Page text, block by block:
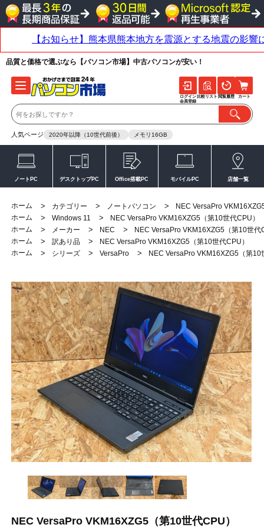
品質と価格で選ぶなら【パソコン市場】中古パソコンが安い！
人気ページ 2020年以降（10世代前後） メモリ16GB
ログイン
会員登録
比較リスト 閲覧履歴 カート
ノートPC デスクトップPC Office搭載PC モバイルPC 店舗一覧
ホーム > カテゴリー > ノートパソコン >
NEC VersaPro
ホーム
> Windows 11 >
NEC VersaPro VKM16XZG5（第10世代CPU）
ホーム
> メーカー > NEC >
NEC VersaPro VKM16XZG5（第10世代
ホーム
> 訳あり品 >
NEC VersaPro VKM16XZG5（第10世代CPU）
ホーム
> シリーズ > VersaPro > NEC VersaPro VKM16XZG5（第10
NEC VersaPro VKM16XZG5（第10世代CPU）